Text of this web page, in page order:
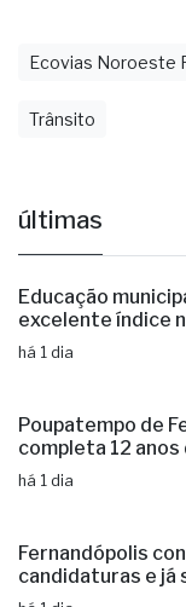
Ecovias Noroeste
Trânsito
últimas
Educação
excelente índice
há 1 dia
Poupatempo de
completa 12
há 1 dia
Fernandópolis
candidaturas e já